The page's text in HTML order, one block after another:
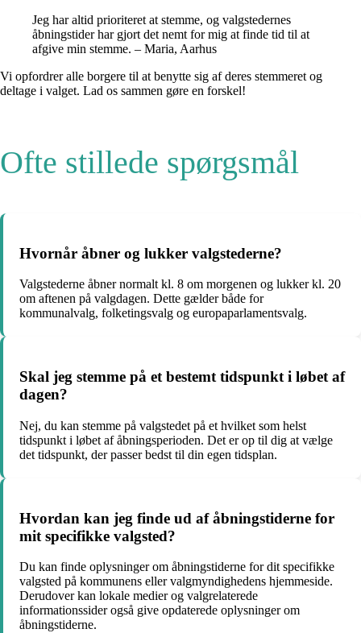
Jeg har altid prioriteret at stemme, og valgstedernes
åbningstider har gjort det nemt for mig at finde tid til at
afgive min stemme. – Maria, Aarhus
Vi opfordrer alle borgere til at benytte sig af deres stemmeret og
deltage i valget. Lad os sammen gøre en forskel!
Ofte stillede spørgsmål
Hvornår åbner og lukker valgstederne?
Valgstederne åbner normalt kl. 8 om morgenen og lukker kl. 20
om aftenen på valgdagen. Dette gælder både for
kommunalvalg, folketingsvalg og europaparlamentsvalg.
Skal jeg stemme på et bestemt tidspunkt i løbet af
dagen?
Nej, du kan stemme på valgstedet på et hvilket som helst
tidspunkt i løbet af åbningsperioden. Det er op til dig at vælge
det tidspunkt, der passer bedst til din egen tidsplan.
Hvordan kan jeg finde ud af åbningstiderne for
mit specifikke valgsted?
Du kan finde oplysninger om åbningstiderne for dit specifikke
valgsted på kommunens eller valgmyndighedens hjemmeside.
Derudover kan lokale medier og valgrelaterede
informationssider også give opdaterede oplysninger om
åbningstiderne.